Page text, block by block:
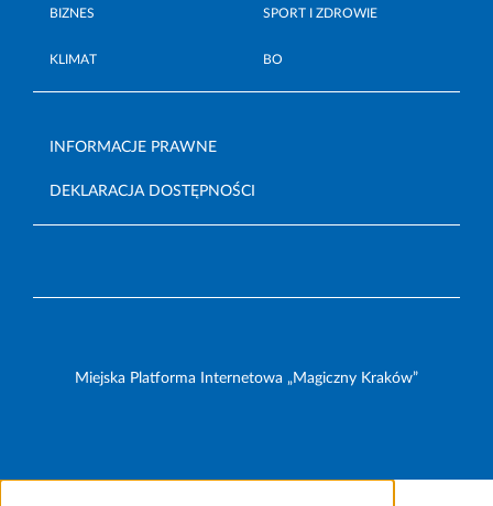
BIZNES SPORT I ZDROWIE
KLIMAT BO
INFORMACJE PRAWNE
DEKLARACJA DOSTĘPNOŚCI
Miejska Platforma Internetowa „Magiczny Kraków”